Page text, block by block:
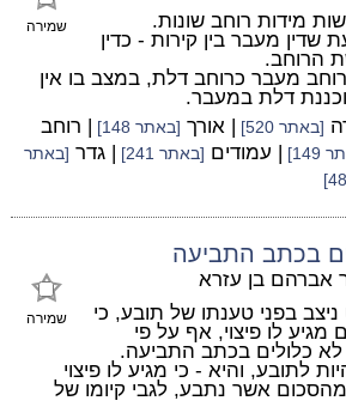
שמירה
מידות רוחב שונות.
שדין מעבר בין קירות - כדין
הרוחב.
מעבר כרוחב דלת, במצב בו אין
דלת במעבר.
[באתר 520] | אורך [באתר 148] | רוחב
| עמודים [באתר 241] | גדר [באתר
בכתב התביעה
שמירה
אברהם בן עזרא
בפני טענתו של תובע, כי
מגיע לו פיצוי, אף על פי
לא כלולים בכתב התביעה.
לתובע, והיא - כי מגיע לו פיצוי
אשר נתבע, לגבי קיומו של